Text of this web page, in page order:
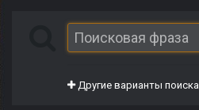
Другие варианты поиска